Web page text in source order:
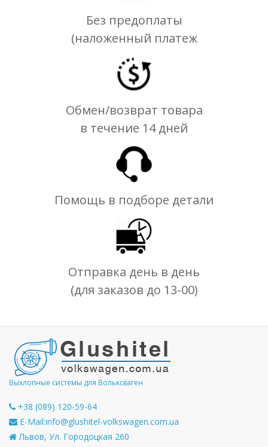
Без предоплаты
(наложенный платеж
Обмен/возврат товара
в течение 14 дней
Помощь в подборе детали
Отправка день в день
(для заказов до 13-00)
Выхлопные системы для Вольксваген
+38 (089) 120-59-64
E-Mail:info@glushitel-volkswagen.com.ua
Львов, Ул. Городоцкая 260